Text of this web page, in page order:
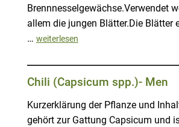
Brennnesselgewächse.Verwendet
allem die jungen Blätter.Die Blätter
… weiterlesen
Chili (Capsicum spp.)- Men
Kurzerklärung der Pflanze und
gehört zur Gattung Capsicum und